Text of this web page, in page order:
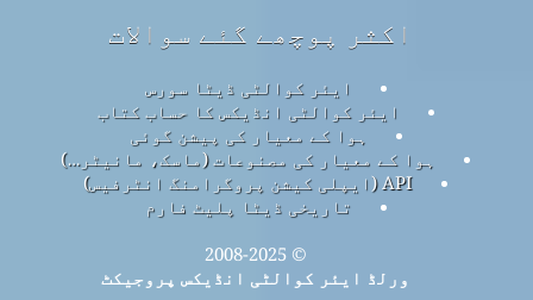
اکثر پوچھے گئے سوالات
ایئر کوالٹی ڈیٹا سورس
ایئر کوالٹی انڈیکس کا حساب کتاب
ہوا کے معیار کی پیشن گوئی
ہوا کے معیار کی مصنوعات (ماسک، مانیٹر…)
API (ایپلی کیشن پروگرامنگ انٹرفیس)
تاریخی ڈیٹا پلیٹ فارم
© 2008-2025
ورلڈ ایئر کوالٹی انڈیکس پروجیکٹ